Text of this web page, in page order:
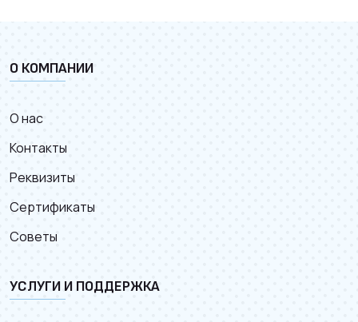
О КОМПАНИИ
О нас
Контакты
Реквизиты
Сертификаты
Советы
УСЛУГИ И ПОДДЕРЖКА